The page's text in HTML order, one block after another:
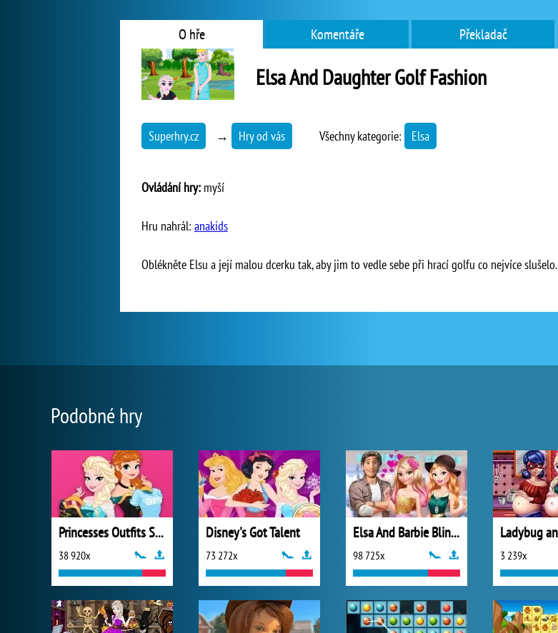
O hře Komentáře Překladač
Elsa And Daughter Golf Fashion
Superhry.cz → Hry od vás Všechny kategorie: Elsa
Ovládání hry: myší
Hru nahrál: anakids
Oblékněte Elsu a její malou dcerku tak, aby jim to vedle sebe při hrací golfu co nejvíce slušelo.
Podobné hry
Princesses Outfits Swap
38 920x
Disney's Got Talent
73 272x
Elsa And Barbie Blind Date
98 725x 3 239x